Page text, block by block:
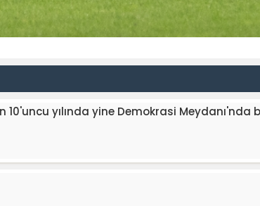
yılında yine Demokrasi Meydanı'nda